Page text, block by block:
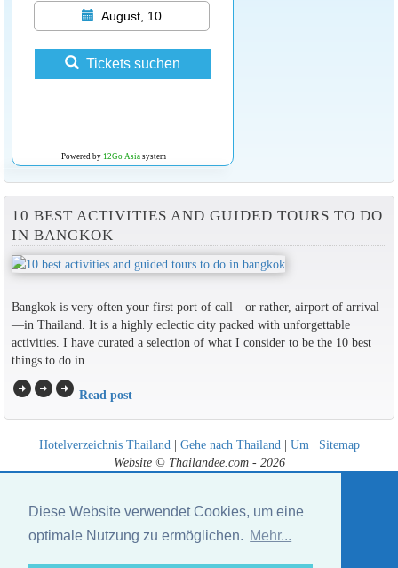
Diese Website verwendet Cookies, um eine
optimale Nutzung zu ermöglichen. Mehr...
August, 10
Tickets suchen
Powered by 12Go Asiasystem
10 BEST ACTIVITIES AND GUIDED TOURS TO DO
IN BANGKOK
Bangkok is very often your first port of call—or rather, airport of arrival
—in Thailand. It is a highly eclectic city packed with unforgettable
activities. I have curated a selection of what I consider to be the 10 best
things to do in...
arrow_circle_rightarrow_circle_rightarrow_circle_right Read post
Hotelverzeichnis Thailand| Gehe nach Thailand| Um| Sitemap
Website © Thailandee.com - 2026